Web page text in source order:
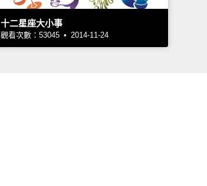
十二星座大小事
觀看次數：53045 • 2014-11-24